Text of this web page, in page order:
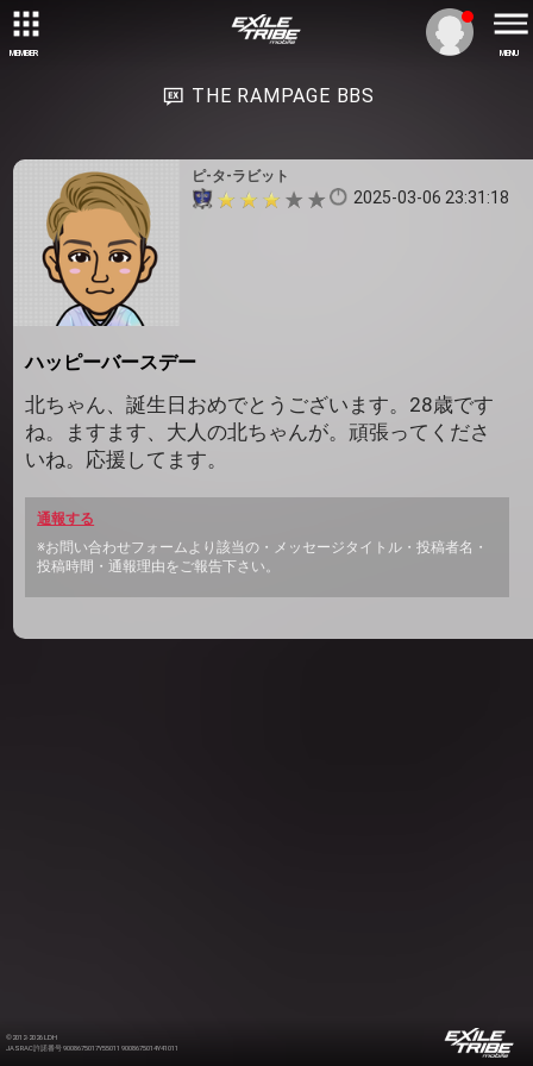
MEMBER MENU
THE RAMPAGE BBS
ピ-タ-ラビット
2025-03-06 23:31:18
ハッピーバースデー
北ちゃん、誕生日おめでとうございます。28歳です
ね。ますます、大人の北ちゃんが。頑張ってくださ
いね。応援してます。
通報する
※お問い合わせフォームより該当の・メッセージタイトル・投稿者名・
投稿時間・通報理由をご報告下さい。
©2012-2026 LDH
JASRAC許諾番号 9008675017Y55011 9008675014Y41011